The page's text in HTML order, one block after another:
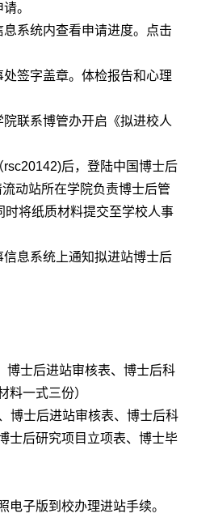
。
系统内查看申请进度。点击
签字盖章。体检报告和心理
联系博管办开启《拟进校人
后，登陆中国博士后
动站所在学院负责博士后管
将纸质材料提交至学校人事
息系统上通知拟进站博士后
博士后进站审核表、博士后科
一式三份）
博士后进站审核表、博士后科
士后研究项目立项表、博士毕
子版到校办理进站手续。